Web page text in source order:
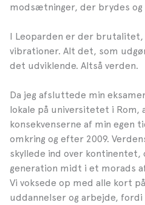
modsætninger, der brydes og
I Leoparden er der
vibrationer. Alt det, som
det udviklende. Altså verden.
Da jeg afsluttede min
lokale på universitetet i Rom,
konsekvenserne af min egen
omkring og efter 2009.
skyllede ind over kontinentet,
generation midt i et morads
Vi voksede op med alle kort
uddannelser og arbejde, fordi